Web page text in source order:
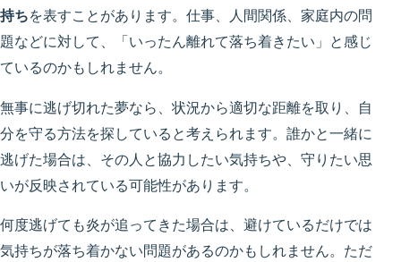
持ちを表すことがあります。仕事、人間関係、家庭内の問
題などに対して、「いったん離れて落ち着きたい」と感じ
ているのかもしれません。
無事に逃げ切れた夢なら、状況から適切な距離を取り、自
分を守る方法を探していると考えられます。誰かと一緒に
逃げた場合は、その人と協力したい気持ちや、守りたい思
いが反映されている可能性があります。
何度逃げても炎が追ってきた場合は、避けているだけでは
気持ちが落ち着かない問題があるのかもしれません。ただ